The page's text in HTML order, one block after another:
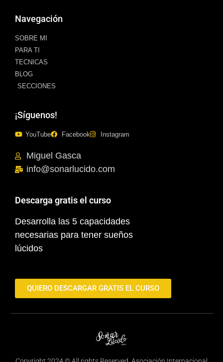
Navegación
SOBRE MI
PARA TI
TECNICAS
BLOG
SECCIONES
¡Síguenos!
YouTube Facebook Instagram
Miguel Gasca
info@sonarlucido.com
Descarga gratis el curso
Desarrolla las 5 capacidades
necesarias para tener sueños
lúcidos
QUIERO DESCARGAR GRATIS EL CURSO